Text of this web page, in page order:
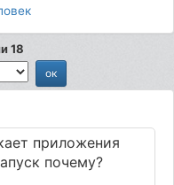
18
приложения
почему?